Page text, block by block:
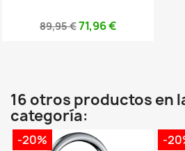
89,95 €71,96 €
16 otros productos en
categoría:
-20% -